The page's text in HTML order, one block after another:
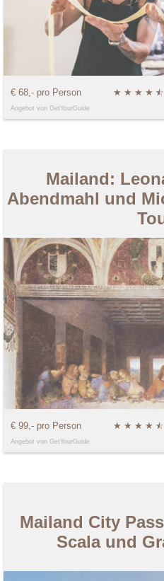
€ 68,- pro Person ★ ★ ★ ★ ★
☆
Angebot von GetYourGuide
Mailand:
Abendmahl und
€ 99,- pro Person ★ ★ ★ ★ ★
☆
Angebot von GetYourGuide
Mailand City
Scala und